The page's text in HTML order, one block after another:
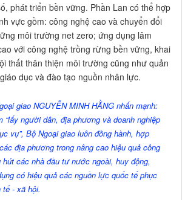
phát triển bền vững. Phần Lan có thể hợp
vực gồm: công nghệ cao và chuyển đổi
môi trường net zero; ứng dụng lâm
với công nghệ trồng rừng bền vững, khai
thất thân thiện môi trường cũng như quản
dục và đào tạo nguồn nhân lực.
giao NGUYỄN MINH HẰNG nhấn mạnh:
“lấy người dân, địa phương và doanh nghiệp
vụ”, Bộ Ngoại giao luôn đồng hành, hợp
địa phương trong nâng cao hiệu quả công
các nhà đầu tư nước ngoài, huy động,
có hiệu quả các nguồn lực quốc tế phục
tế - xã hội.